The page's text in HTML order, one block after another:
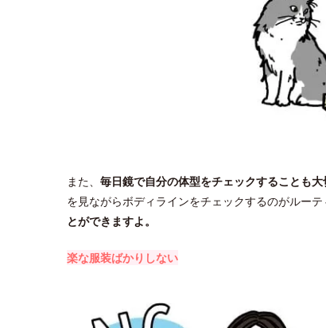
また、 毎日鏡で自分の体型をチェックすることも大
を見ながらボディラインをチェックするのがルー
とができますよ。
楽な服装ばかりしない